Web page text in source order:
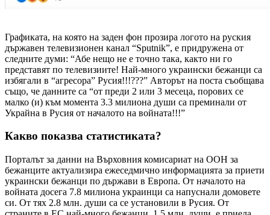
Графиката, на която на заден фон прозира логото на руския
държавен телевизионен канал “Sputnik”, е придружена от
следните думи: “Абе нещо не е точно така, както ни го
представят по телевизиите! Най-много украински бежанци са
избягали в “агресора” Русия!!!???” Авторът на поста съобщава
също, че данните са “от преди 2 или 3 месеца, порових се
малко (и) към момента 3.3 милиона души са преминали от
Украйна в Русия от началото на войната!!!”
Какво показва статистиката?
Порталът за данни на Върховния комисариат на ООН за
бежанците актуализира ежеседмично информацията за приети
украински бежанци по държави в Европа. От началото на
войната досега 7.8 милиона украинци са напуснали домовете
си. От тях 2.8 млн. души са се установили в Русия. От